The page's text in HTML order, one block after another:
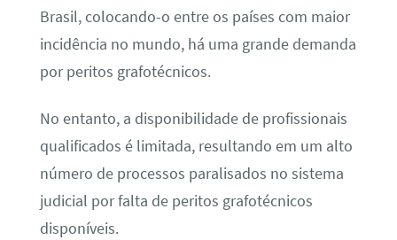
Brasil, colocando-o entre os países com maior
incidência no mundo, há uma grande demanda
por peritos grafotécnicos.
No entanto, a disponibilidade de profissionais
qualificados é limitada, resultando em um alto
número de processos paralisados no sistema
judicial por falta de peritos grafotécnicos
disponíveis.